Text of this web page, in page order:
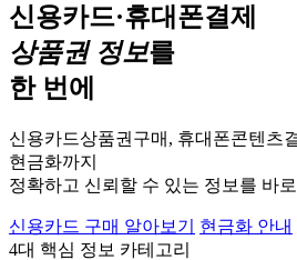
신용카드·휴대폰결제
상품권 정보를
한 번에
신용카드상품권구매, 휴대폰콘텐츠
현금화까지
정확하고 신뢰할 수 있는 정보를 바
신용카드 구매 알아보기
현금화 안내
4대 핵심 정보 카테고리